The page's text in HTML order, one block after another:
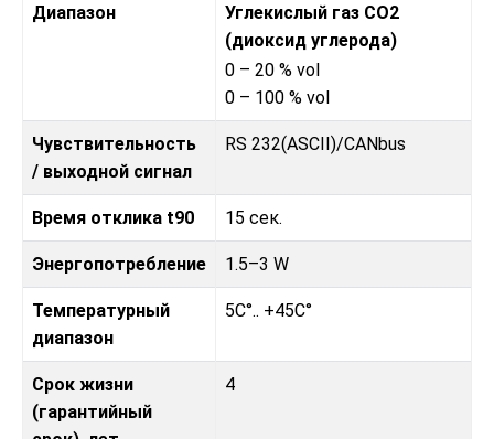
Диапазон
Углекислый газ CO2
(диоксид углерода)
0 – 20 % vol
0 – 100 % vol
Чувствительность
/ выходной сигнал
RS 232(ASCII)/CANbus
Время отклика t90 15 сек.
Энергопотребление 1.5–3 W
Температурный
диапазон
5C°.. +45C°
Срок жизни
(гарантийный
4